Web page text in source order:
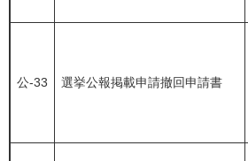
公-33 選挙公報掲載申請撤回申請書